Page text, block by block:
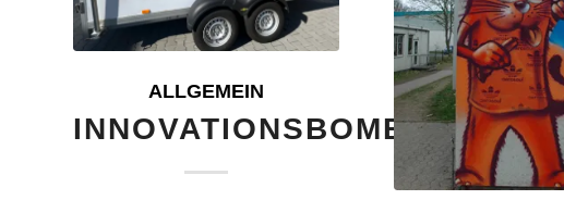
ALLGEMEIN
INNOVATIONSBOMBER